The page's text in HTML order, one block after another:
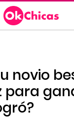
novio
para